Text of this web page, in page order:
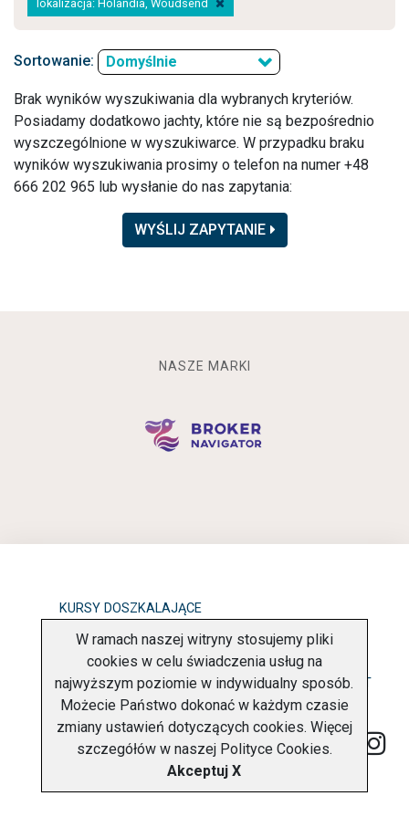
lokalizacja: Holandia, Woudsend
Sortowanie: Domyślnie
Brak wyników wyszukiwania dla wybranych kryteriów.
Posiadamy dodatkowo jachty, które nie są bezpośrednio
wyszczególnione w wyszukiwarce. W przypadku braku
wyników wyszukiwania prosimy o telefon na numer +48
666 202 965 lub wysłanie do nas zapytania:
WYŚLIJ ZAPYTANIE
NASZE MARKI
KURSY DOSZKALAJĄCE
OBOWIĄZEK INFORMACYJNY
POLITYKA PRYWATNOŚCI O FIRMIE KONTAKT
Copyright © 2026 Charter Navigator
W ramach naszej witryny stosujemy pliki
cookies w celu świadczenia usług na
najwyższym poziomie w indywidualny sposób.
Możecie Państwo dokonać w każdym czasie
zmiany ustawień dotyczących cookies. Więcej
szczegółów w naszej Polityce Cookies.
Akceptuj X